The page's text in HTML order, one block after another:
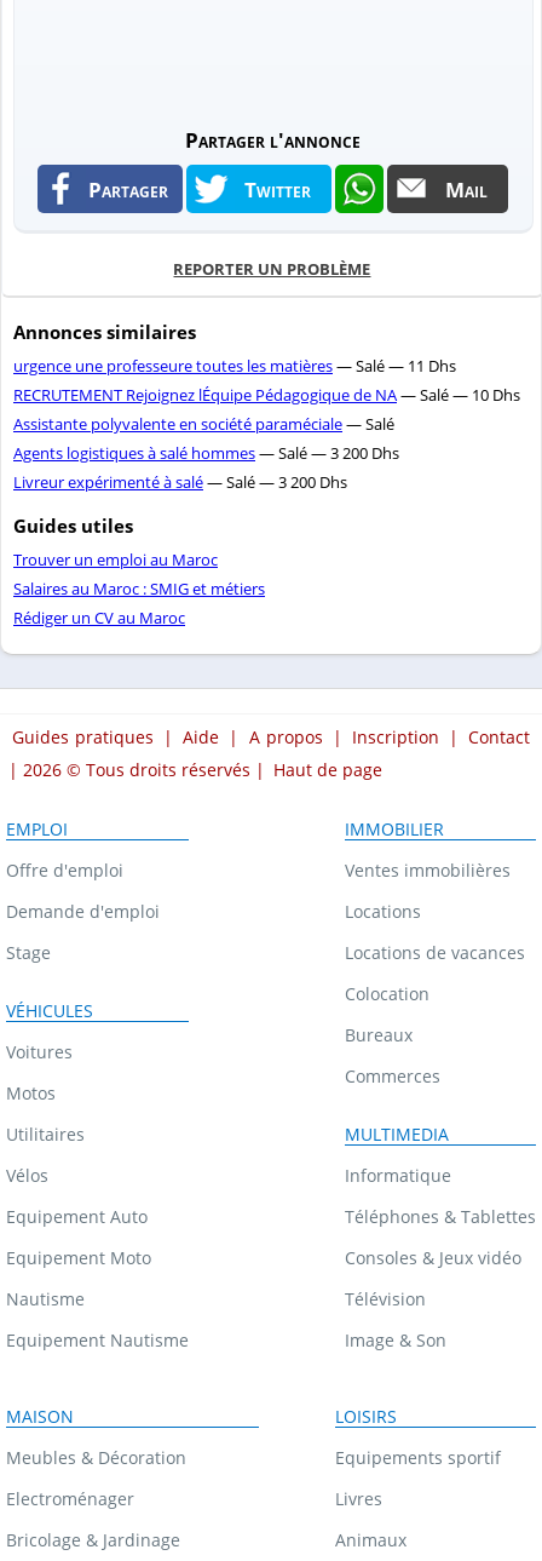
Partager l'annonce
Partager Twitter Mail
REPORTER UN PROBLÈME
Annonces similaires
urgence une professeure toutes les matières— Salé — 11 Dhs
RECRUTEMENT Rejoignez lÉquipe Pédagogique de NA— Salé — 10 Dhs
Assistante polyvalente en société paraméciale— Salé
Agents logistiques à salé hommes— Salé — 3 200 Dhs
Livreur expérimenté à salé— Salé — 3 200 Dhs
Guides utiles
Trouver un emploi au Maroc
Salaires au Maroc : SMIG et métiers
Rédiger un CV au Maroc
Guides pratiques | Aide | A propos | Inscription | Contact
| 2026 © Tous droits réservés | Haut de page
EMPLOI
Offre d'emploi
Demande d'emploi
Stage
VÉHICULES
Voitures
Motos
Utilitaires
Vélos
Equipement Auto
Equipement Moto
Nautisme
Equipement Nautisme
IMMOBILIER
Ventes immobilières
Locations
Locations de vacances
Colocation
Bureaux
Commerces
MULTIMEDIA
Informatique
Téléphones & Tablettes
Consoles & Jeux vidéo
Télévision
Image & Son
MAISON
Meubles & Décoration
Electroménager
Bricolage & Jardinage
LOISIRS
Equipements sportif
Livres
Animaux